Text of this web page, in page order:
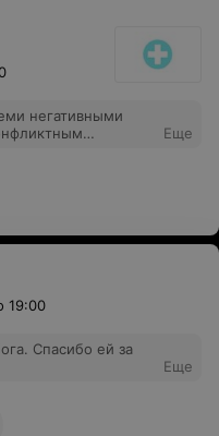
негативными
Еще
19:00
Спасибо ей за
Еще